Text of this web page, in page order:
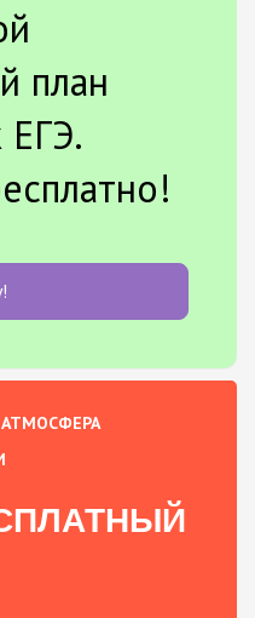
план
ЕГЭ.